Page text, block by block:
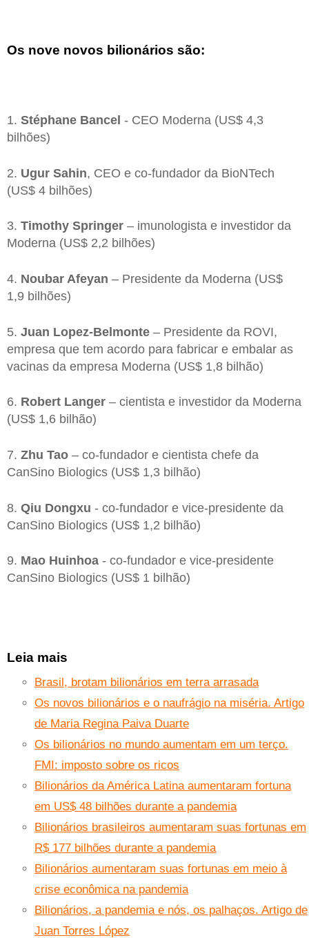
Os nove novos bilionários são:
1. Stéphane Bancel - CEO Moderna (US$ 4,3
bilhões)
2. Ugur Sahin, CEO e co-fundador da BioNTech
(US$ 4 bilhões)
3. Timothy Springer – imunologista e investidor da
Moderna (US$ 2,2 bilhões)
4. Noubar Afeyan – Presidente da Moderna (US$
1,9 bilhões)
5. Juan Lopez-Belmonte – Presidente da ROVI,
empresa que tem acordo para fabricar e embalar as
vacinas da empresa Moderna (US$ 1,8 bilhão)
6. Robert Langer – cientista e investidor da Moderna
(US$ 1,6 bilhão)
7. Zhu Tao – co-fundador e cientista chefe da
CanSino Biologics (US$ 1,3 bilhão)
8. Qiu Dongxu - co-fundador e vice-presidente da
CanSino Biologics (US$ 1,2 bilhão)
9. Mao Huinhoa - co-fundador e vice-presidente
CanSino Biologics (US$ 1 bilhão)
Leia mais
Brasil, brotam bilionários em terra arrasada
Os novos bilionários e o naufrágio na miséria. Artigo
de Maria Regina Paiva Duarte
Os bilionários no mundo aumentam em um terço.
FMI: imposto sobre os ricos
Bilionários da América Latina aumentaram fortuna
em US$ 48 bilhões durante a pandemia
Bilionários brasileiros aumentaram suas fortunas em
R$ 177 bilhões durante a pandemia
Bilionários aumentaram suas fortunas em meio à
crise econômica na pandemia
Bilionários, a pandemia e nós, os palhaços. Artigo de
Juan Torres López